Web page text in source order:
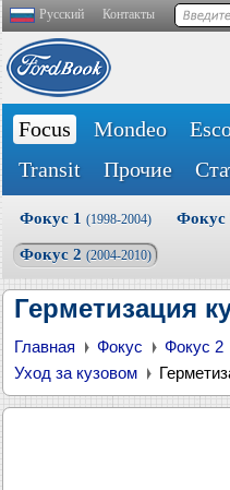
Русский Контакты
Focus Mondeo
Transit
Прочие
Фокус 1 (1998-2004) Фокус
Фокус 2 (2004-2010)
Герметизация
Главная Фокус Фокус 2
Уход за кузовом